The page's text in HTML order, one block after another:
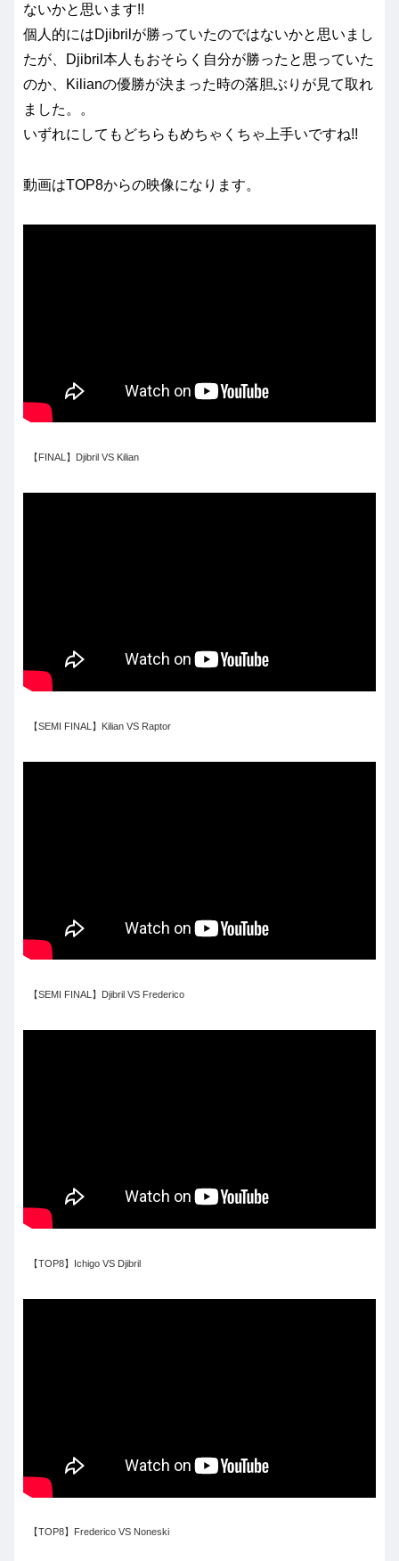
ないかと思います!!
個人的にはDjibrilが勝っていたのではないかと思いまし
たが、Djibril本人もおそらく自分が勝ったと思っていた
のか、Kilianの優勝が決まった時の落胆ぶりが見て取れ
ました。。
いずれにしてもどちらもめちゃくちゃ上手いですね!!
動画はTOP8からの映像になります。
【FINAL】Djibril VS Kilian
【SEMI FINAL】Kilian VS Raptor
【SEMI FINAL】Djibril VS Frederico
【TOP8】Ichigo VS Djibril
【TOP8】Frederico VS Noneski